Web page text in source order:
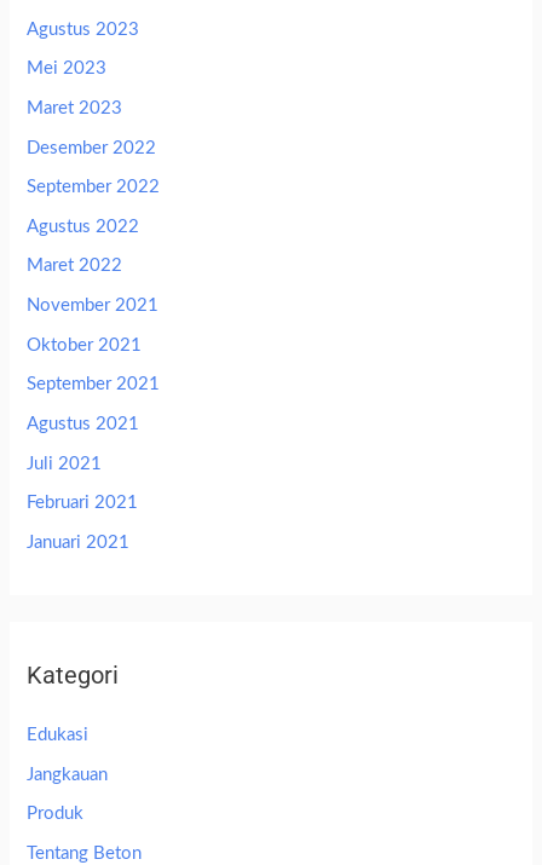
Agustus 2023
Mei 2023
Maret 2023
Desember 2022
September 2022
Agustus 2022
Maret 2022
November 2021
Oktober 2021
September 2021
Agustus 2021
Juli 2021
Februari 2021
Januari 2021
Kategori
Edukasi
Jangkauan
Produk
Tentang Beton